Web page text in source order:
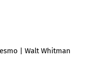
| Walt Whitman